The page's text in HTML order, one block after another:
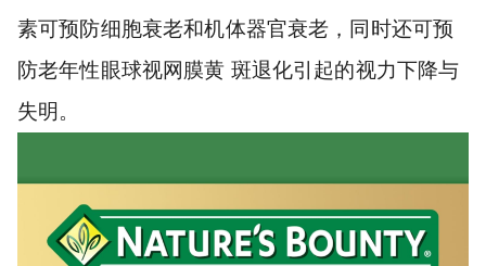
素可预防细胞衰老和机体器官衰老，同时还可预
防老年性眼球视网膜黄 斑退化引起的视力下降与
失明。